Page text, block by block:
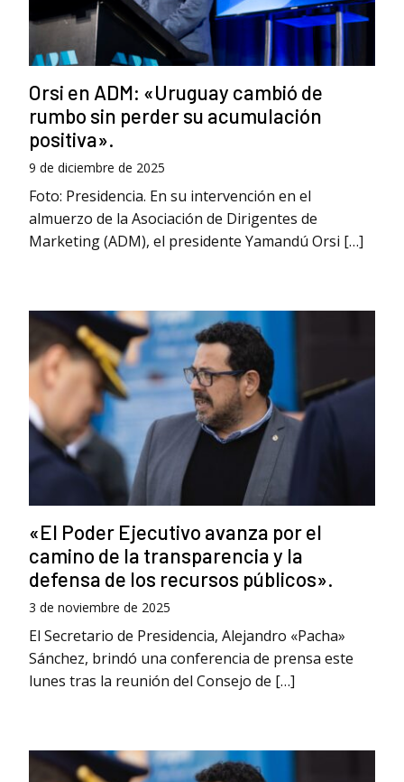
Orsi en ADM: «Uruguay cambió de
rumbo sin perder su acumulación
positiva».
9 de diciembre de 2025
Foto: Presidencia. En su intervención en el
almuerzo de la Asociación de Dirigentes de
Marketing (ADM), el presidente Yamandú Orsi […]
«El Poder Ejecutivo avanza por el
camino de la transparencia y la
defensa de los recursos públicos».
3 de noviembre de 2025
El Secretario de Presidencia, Alejandro «Pacha»
Sánchez, brindó una conferencia de prensa este
lunes tras la reunión del Consejo de […]